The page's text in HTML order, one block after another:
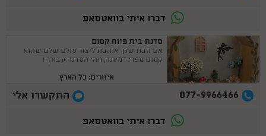
דברו איתי בוואטסאפ
סדנת בית פיות קסום
אם הבת שלך אוהבת ליצור עולם שלם שהוא
קסום מפרי דמיונה, זוהי הסדנה עבורך !
איזורים: כל הארץ
077-9966466 התקשרו אלי
דברו איתי בוואטסאפ